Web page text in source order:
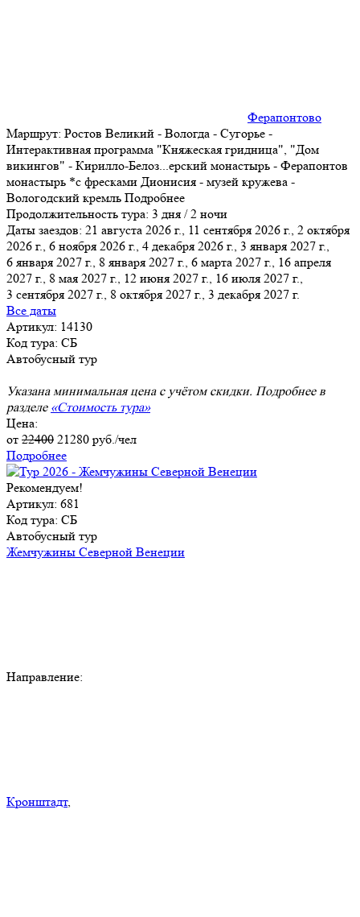
Ферапонтово
Маршрут: Ростов Великий - Вологда - Сугорье -
Интерактивная программа "Княжеская гридница", "Дом
викингов" - Кирилло-Белоз
ерский монастырь - Ферапонтов
монастырь *с фресками Дионисия - музей кружева -
Вологодский кремль Подробнее
Продолжительность тура: 3 дня / 2 ночи
Даты заездов: 21 августа 2026 г., 11 сентября 2026 г., 2 октября
2026 г., 6 ноября 2026 г., 4 декабря 2026 г., 3 января 2027 г.,
6 января 2027 г. , 8 января 2027 г., 6 марта 2027 г., 16 апреля
2027 г., 8 мая 2027 г., 12 июня 2027 г., 16 июля 2027 г.,
3 сентября 2027 г., 8 октября 2027 г., 3 декабря 2027 г.
Все даты
Артикул: 14130
Код тура: СБ
Автобусный тур
Указана минимальная цена с учётом скидки. Подробнее в
разделе «Стоимость тура»
Цена:
от 22400 21280 руб./чел
Подробнее
Рекомендуем!
Артикул: 681
Код тура: СБ
Автобусный тур
Жемчужины Северной Венеции
Направление:
Кронштадт,